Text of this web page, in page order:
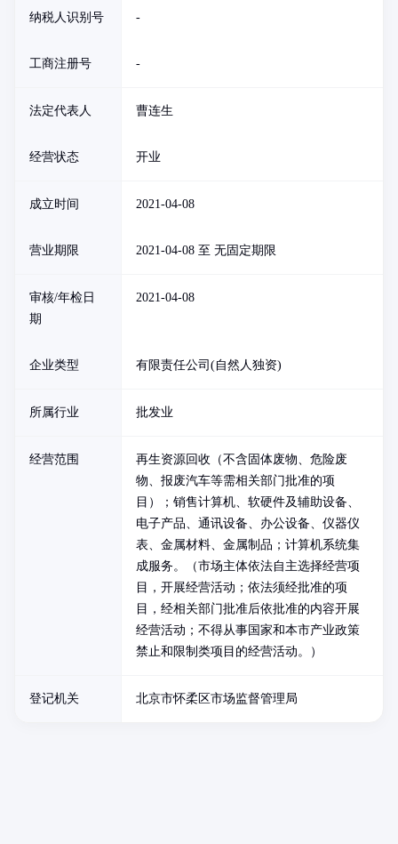
纳税人识别号 -
工商注册号 -
法定代表人 曹连生
经营状态 开业
成立时间 2021-04-08
营业期限 2021-04-08 至 无固定期限
审核/年检日
期
2021-04-08
企业类型 有限责任公司(自然人独资)
所属行业 批发业
经营范围
再生资源回收（不含固体废物、危险废
物、报废汽车等需相关部门批准的项
目）；销售计算机、软硬件及辅助设备、
电子产品、通讯设备、办公设备、仪器仪
表、金属材料、金属制品；计算机系统集
成服务。（市场主体依法自主选择经营项
目，开展经营活动；依法须经批准的项
目，经相关部门批准后依批准的内容开展
经营活动；不得从事国家和本市产业政策
禁止和限制类项目的经营活动。）
登记机关 北京市怀柔区市场监督管理局